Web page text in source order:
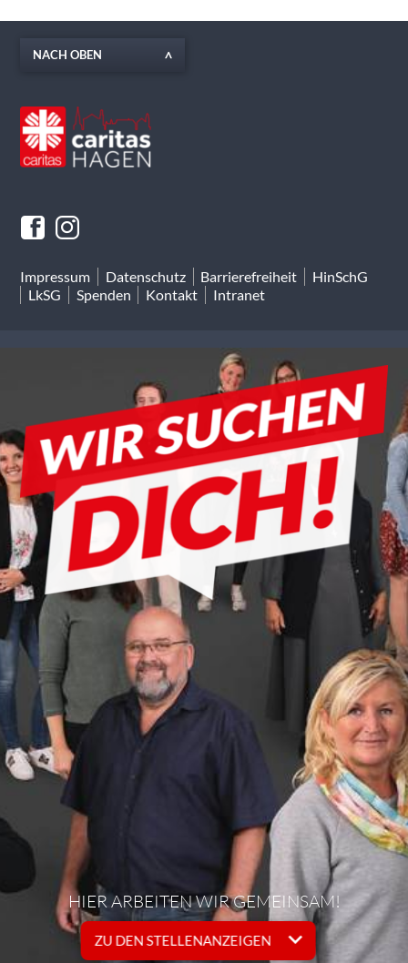
NACH OBEN
Impressum Datenschutz Barrierefreiheit
HinSchG
LkSG
Spenden Kontakt Intranet
HIER ARBEITEN WIR GEMEINSAM!
ZU DEN STELLENANZEIGEN